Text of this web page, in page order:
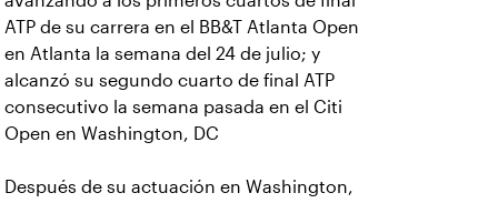
ATP de su carrera en el BB&T Atlanta Open
en Atlanta la semana del 24 de julio; y
alcanzó su segundo cuarto de final ATP
consecutivo la semana pasada en el Citi
Open en Washington, DC
Después de su actuación en Washington,